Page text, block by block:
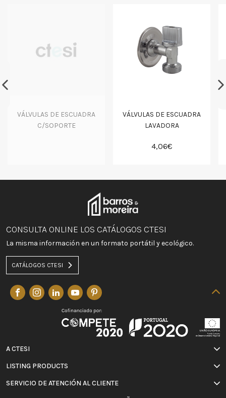
VÁLVULAS DE ESCUADRA
C/SOPORTE
VÁLVULAS DE ESCUADRA
LAVADORA
4,06€
CONSULTA ONLINE LOS CATÁLOGOS CTESI
La misma información en un formato portátil y ecológico.
CATÁLOGOS CTESI
A CTESI
LISTING PRODUCTS
SERVICIO DE ATENCIÓN AL CLIENTE